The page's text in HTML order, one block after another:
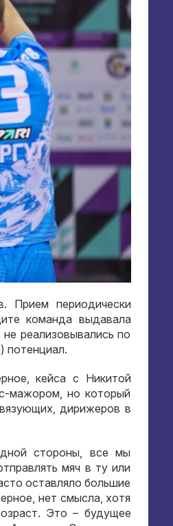
Прием периодически
команда выдавала
реализовывались по
потенциал.
кейса с Никитой
мажором, но который
дирижеров в
стороны, все мы
мяч в ту или
оставляло большие
нет смысла, хотя
Это – будущее